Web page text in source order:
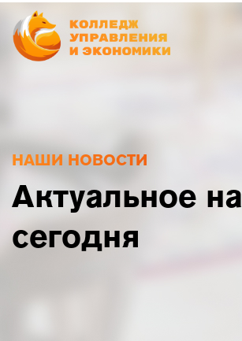
НАШИ НОВОСТИ
Актуальное на
сегодня